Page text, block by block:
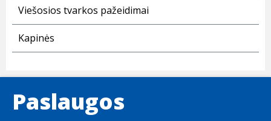
Viešosios tvarkos pažeidimai
Kapinės
Paslaugos